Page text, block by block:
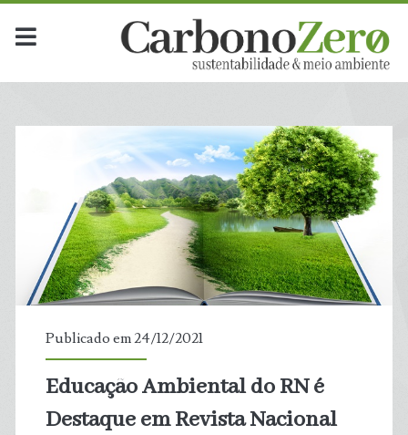
Publicado em 24/12/2021
Educação Ambiental do RN é
Destaque em Revista Nacional